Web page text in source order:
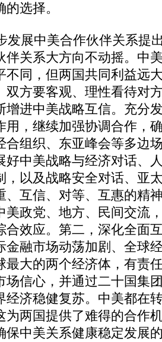
选择。
展中美合作伙伴关系提
伴关系大方向不动摇。中
不同，但两国共同利益远
双方要客观、理性看待对
增进中美战略互信。充分
用，继续加强协调合作，
合组织、东亚峰会等多边
好中美战略与经济对话、
，以及战略安全对话、亚
、互信、对等、互惠的精
美政党、地方、民间交流
合效应。第二，深化全面
金融市场动荡加剧、全球
最大的两个经济体，有责
场信心，并通过二十国集
经济稳健复苏。中美都在
为两国提供了难得的合作
保中美关系健康稳定发展